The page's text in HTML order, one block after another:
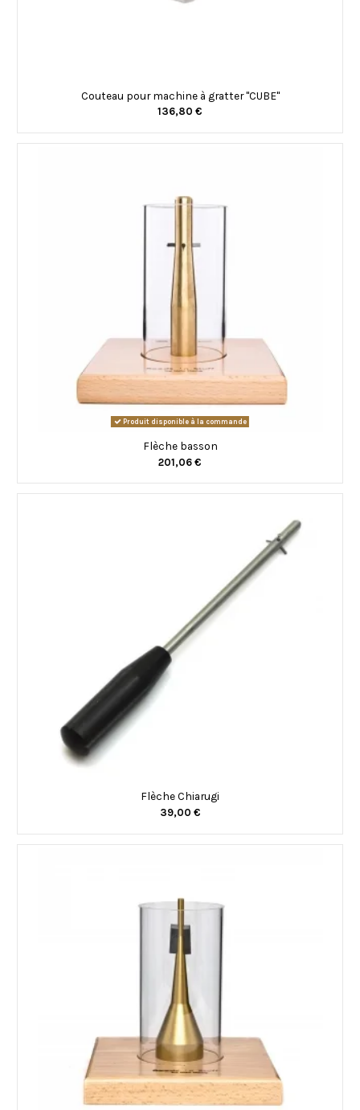
Couteau pour machine à gratter "CUBE"
136,80 €
Produit disponible à la commande
Flèche basson
201,06 €
Flèche Chiarugi
39,00 €